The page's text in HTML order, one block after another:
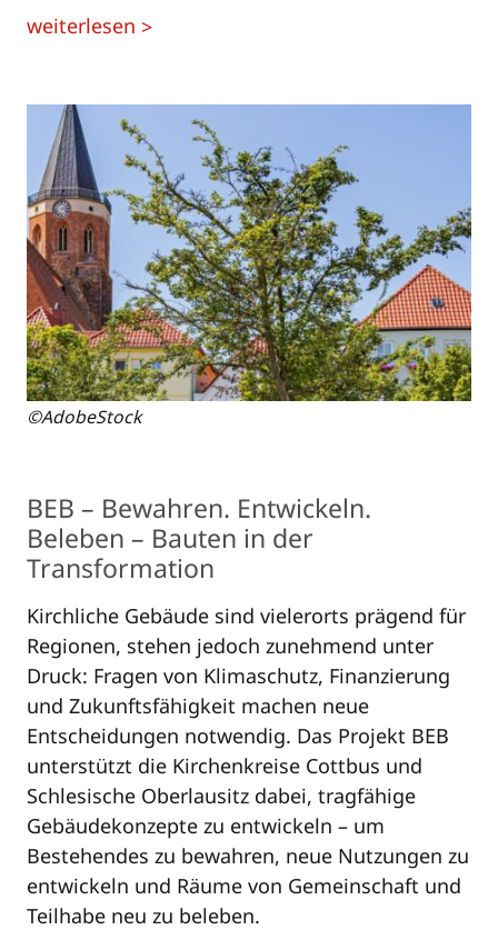
weiterlesen >
©AdobeStock
BEB – Bewahren. Entwickeln.
Beleben – Bauten in der
Transformation
Kirchliche Gebäude sind vielerorts prägend für
Regionen, stehen jedoch zunehmend unter
Druck: Fragen von Klimaschutz, Finanzierung
und Zukunftsfähigkeit machen neue
Entscheidungen notwendig. Das Projekt BEB
unterstützt die Kirchenkreise Cottbus und
Schlesische Oberlausitz dabei, tragfähige
Gebäudekonzepte zu entwickeln – um
Bestehendes zu bewahren, neue Nutzungen zu
entwickeln und Räume von Gemeinschaft und
Teilhabe neu zu beleben.